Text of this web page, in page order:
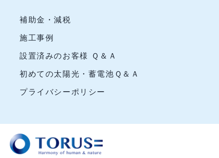
補助金・減税
施工事例
設置済みのお客様 Ｑ＆Ａ
初めての太陽光・蓄電池Ｑ＆Ａ
プライバシーポリシー